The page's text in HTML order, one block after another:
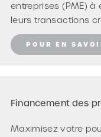
entreprises (PME)
leurs transactions
POUR EN
Financement des
Maximisez votre